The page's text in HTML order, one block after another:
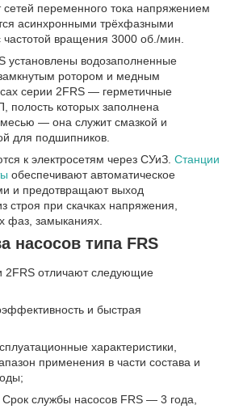
переменного тока напряжением
асинхронными трёхфазными
частотой вращения 3000 об./мин.
установлены водозаполненные
ротором и медным
серии 2FRS — герметичные
полость которых заполнена
— она служит смазкой и
для подшипников.
к электросетям через СУиЗ. Станции
обеспечивают автоматическое
и предотвращают выход
строя при скачках напряжения,
фаз, замыканиях.
насосов типа FRS
2FRS отличают следующие
и быстрая
характеристики,
применения в части состава и
Срок службы насосов FRS — 3 года,